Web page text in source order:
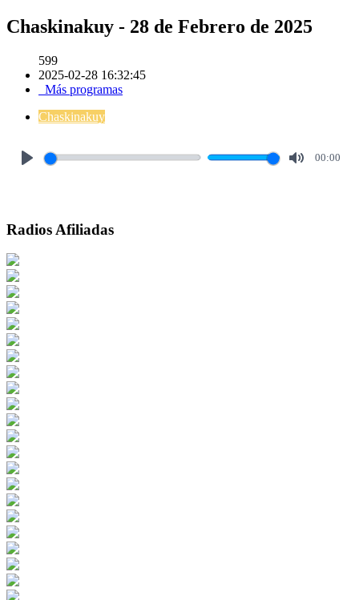
Chaskinakuy - 28 de Febrero de 2025
599
2025-02-28 16:32:45
Más programas
Chaskinakuy
00:00
Radios Afiliadas